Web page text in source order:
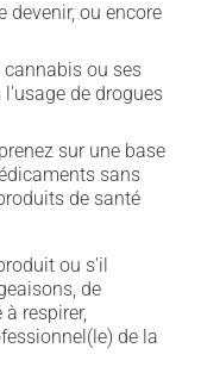
devenir, ou encore
ou ses
de drogues
sur une base
sans
de santé
ou s'il
de
respirer,
de la